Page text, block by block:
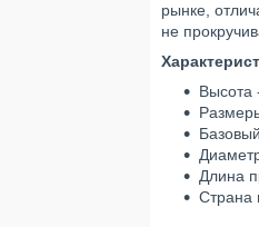
рынке,
не
Высота
Длина
Страна